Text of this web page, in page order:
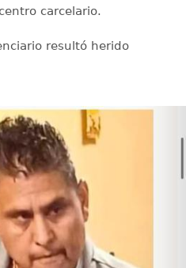
carcelario.
resultó herido